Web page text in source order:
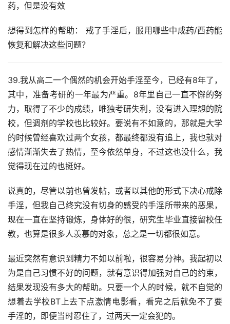
药，但是没有效
想得到怎样的帮助： 戒了手淫后，服用哪些中成药/西药能
恢复和解决这些问题？
39.我从高二一个偶然的机会开始手淫至今，已经有8年了，
其中，准备考研的一年最为严重。8年里自己一直不懈的努
力，取得了不少的成绩，唯独考研失利，没有进入理想的院
校，但调剂的学校也比较好。要说有不如意的，那就是大学
的时候曾经喜欢过两个女孩，都最终都没有追上，我也就对
感情渐渐失去了热情，至今依然单身，不过这也没什么，我
觉得现在过的也挺好。
说真的，尽管以前也曾发帖，或者以其他的形式下决心戒除
手淫，但我自己终究没有切身的感受的手淫所带来的恶果，
现在一直在坚持锻炼，身体好的很，研究生毕业直接留校任
教，也算是很多人羡慕的对象，总之是一切都很如意。
最近突然有意识到精力不如以前啦，很容易分神。我起初以
为是自己习惯不好的问题，就有意识得加强对自己的约束，
结果发现没有多大的帮助。只要一个人的时候，就不自觉的
想着去学校BT上去下点激情电影看，看完之后就免不了要
手淫的，即便当时忍住了，过两天一定会犯的。